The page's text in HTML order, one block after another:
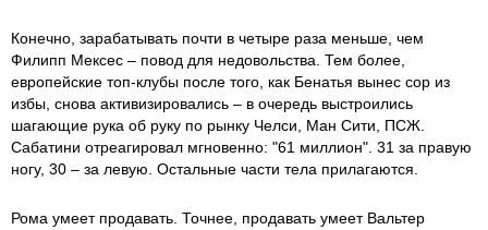
Конечно, зарабатывать почти в четыре раза меньше, чем
Филипп Мексес – повод для недовольства. Тем более,
европейские топ-клубы после того, как Бенатья вынес сор из
избы, снова активизировались – в очередь выстроились
шагающие рука об руку по рынку Челси, Ман Сити, ПСЖ.
Сабатини отреагировал мгновенно: "61 миллион". 31 за правую
ногу, 30 – за левую. Остальные части тела прилагаются.
Рома умеет продавать. Точнее, продавать умеет Вальтер